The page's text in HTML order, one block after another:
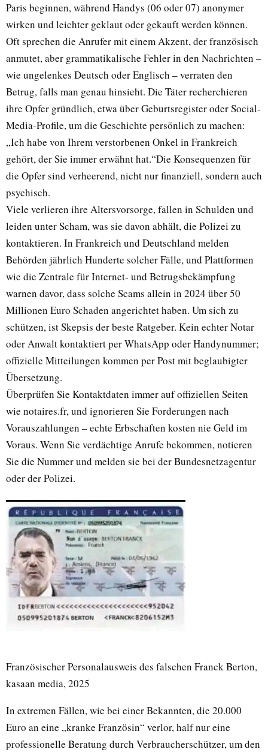
Paris beginnen, während Handys (06 oder 07) anonymer
wirken und leichter geklaut oder gekauft werden können.
Oft sprechen die Anrufer mit einem Akzent, der französisch
anmutet, aber grammatikalische Fehler in den Nachrichten –
wie ungelenkes Deutsch oder Englisch – verraten den
Betrug, falls man genau hinsieht. Die Täter recherchieren
ihre Opfer gründlich, etwa über Geburtsregister oder Social-
Media-Profile, um die Geschichte persönlich zu machen:
„Ich habe von Ihrem verstorbenen Onkel in Frankreich
gehört, der Sie immer erwähnt hat.“Die Konsequenzen für
die Opfer sind verheerend, nicht nur finanziell, sondern auch
psychisch.
Viele verlieren ihre Altersvorsorge, fallen in Schulden und
leiden unter Scham, was sie davon abhält, die Polizei zu
kontaktieren. In Frankreich und Deutschland melden
Behörden jährlich Hunderte solcher Fälle, und Plattformen
wie die Zentrale für Internet- und Betrugsbekämpfung
warnen davor, dass solche Scams allein in 2024 über 50
Millionen Euro Schaden angerichtet haben. Um sich zu
schützen, ist Skepsis der beste Ratgeber. Kein echter Notar
oder Anwalt kontaktiert per WhatsApp oder Handynummer;
offizielle Mitteilungen kommen per Post mit beglaubigter
Übersetzung.
Überprüfen Sie Kontaktdaten immer auf offiziellen Seiten
wie notaires.fr, und ignorieren Sie Forderungen nach
Vorauszahlungen – echte Erbschaften kosten nie Geld im
Voraus. Wenn Sie verdächtige Anrufe bekommen, notieren
Sie die Nummer und melden sie bei der Bundesnetzagentur
oder der Polizei.
Französischer Personalausweis des falschen Franck Berton,
kasaan media, 2025
In extremen Fällen, wie bei einer Bekannten, die 20.000
Euro an eine „kranke Französin“ verlor, half nur eine
professionelle Beratung durch Verbraucherschützer, um den